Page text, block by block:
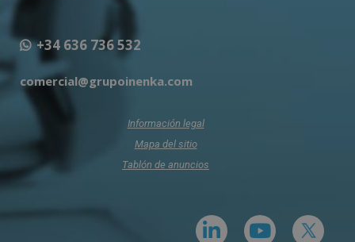
+34 636 736 532
comercial@grupoinenka.com
Información legal
Mapa del sitio
Tablón de anuncios